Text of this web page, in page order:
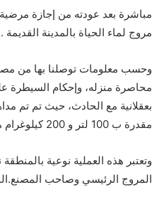
مباشرة بعد عودته من إجازة مرضية
مروج لماء الحياة بالمدينة القديمة .
وحسب معلومات توصلنا بها من
محاصرة منزله، وإحكام السيطرة
بعقلانية مع الحادث، حيث تم تم
مقدرة ب 100 لتر و 200 كيلوغرام من التين المخمر وأنابيب وقنينات غاز .
وتعتبر هذه العملية نوعية
المروج الرئيسي وصاحب